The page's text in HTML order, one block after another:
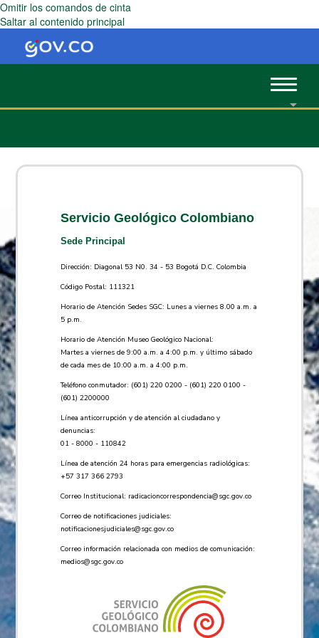
Omitir los comandos de cinta
Saltar al contenido principal
Toggle
Servicio Geológico Colombiano
Sede Principal
Dirección: Diagonal 53 N0. 34 - 53 Bogotá D.C. Colombia
Código Postal: 111321
Horario de Atención Sedes SGC: Lunes a viernes 8.00 a.m. a
5 p.m.
Horario de Atención Museo Geológico Nacional:
Martes a viernes de 9:00 a.m. a 4:00 p.m. y último sábado
de cada mes de 10:00 a.m. a 4:00 p.m.
Teléfono conmutador: (601) 220 0200 - (601) 220 0100 -
(601) 2200000
Línea anticorrupción y de atención al ciudadano y
denuncias:
01 - 8000 - 110842
Línea de atención 24 horas para emergencias radiológicas:
+57 ​317 366 2793
Correo Institucional: radicacioncorrespondencia@sgc.gov.co
Correo de notificaciones judiciales:
notificacionesjudiciales@sgc.gov.co
Correo información relacionada con medios de comunicación:
medios@sgc.gov.co